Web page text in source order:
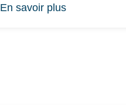
En savoir plus